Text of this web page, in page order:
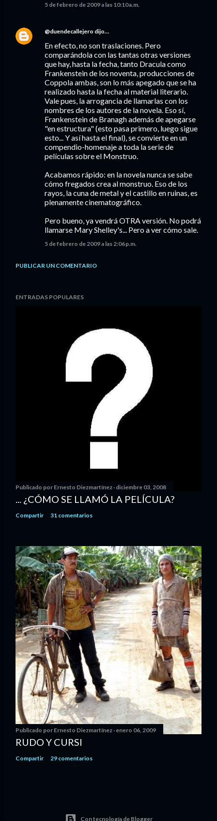
5 de febrero de 2009 a las 10:10 a.m.
@duendecallejero dijo…
En efecto, no son traslaciones. Pero
comparándola con las tantas otras versiones
que hay, hasta la fecha, tanto Dracula como
Frankenstein de los noventa, producciones de
Coppola ambas, son lo más apegado que se ha
realizado hasta la fecha al material literario.
Vale pues, la arrogancia de llamarlas con los
nombres de los autores de la novela. Eso sí,
Frankenstein de Branagh además de apegarse
"en estructura" (esto pasa primero, luego sigue
esto... Y así hasta el final), se convierte en un
compendio-homenaje a toda la serie de
películas sobre el Monstruo.
Acabamos rápido: en la novela nunca se sabe
cómo fregados crea al monstruo. Eso de los
rayos, la cuna de metal y el castillo en ruinas, es
plenamente cinematográfico.
Pero bueno, ya vendrá OTRA versión. No podrá
llamarse Mary Shelley's... Pero a ver cómo sale.
5 de febrero de 2009 a las 2:06 p.m.
PUBLICAR UN COMENTARIO
ENTRADAS POPULARES
Publicado por Ernesto Diezmartínez diciembre 03, 2008
... ¿CÓMO SE LLAMÓ LA PELÍCULA?
Compartir 31 comentarios
Publicado por Ernesto Diezmartínez enero 06, 2009
RUDO Y CURSI
Compartir 29 comentarios
Con tecnología de Blogger